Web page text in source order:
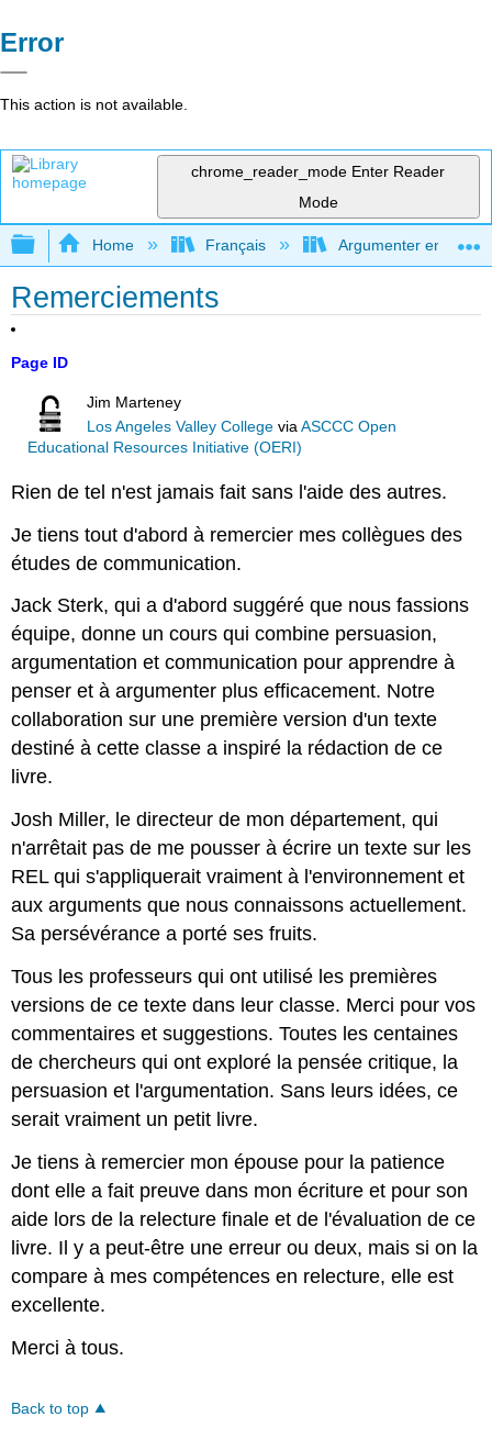
Error
This action is not available.
chrome_reader_mode Enter Reader
Mode
Expand/collapse global hierarchy
Home Français Argumenter en
Remerciements
Page ID
Jim Marteney
Los Angeles Valley College viaASCCC Open
Educational Resources Initiative (OERI)
Rien de tel n'est jamais fait sans l'aide des autres.
Je tiens tout d'abord à remercier mes collègues des
études de communication.
Jack Sterk, qui a d'abord suggéré que nous fassions
équipe, donne un cours qui combine persuasion,
argumentation et communication pour apprendre à
penser et à argumenter plus efficacement. Notre
collaboration sur une première version d'un texte
destiné à cette classe a inspiré la rédaction de ce
livre.
Josh Miller, le directeur de mon département, qui
n'arrêtait pas de me pousser à écrire un texte sur les
REL qui s'appliquerait vraiment à l'environnement et
aux arguments que nous connaissons actuellement.
Sa persévérance a porté ses fruits.
Tous les professeurs qui ont utilisé les premières
versions de ce texte dans leur classe. Merci pour vos
commentaires et suggestions. Toutes les centaines
de chercheurs qui ont exploré la pensée critique, la
persuasion et l'argumentation. Sans leurs idées, ce
serait vraiment un petit livre.
Je tiens à remercier mon épouse pour la patience
dont elle a fait preuve dans mon écriture et pour son
aide lors de la relecture finale et de l'évaluation de ce
livre. Il y a peut-être une erreur ou deux, mais si on la
compare à mes compétences en relecture, elle est
excellente.
Merci à tous.
Back to top